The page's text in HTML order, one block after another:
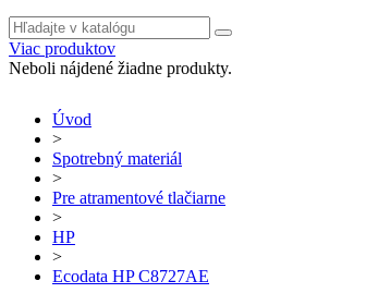
Viac produktov
Neboli nájdené žiadne produkty.
Úvod
>
Spotrebný materiál
>
Pre atramentové tlačiarne
>
HP
>
Ecodata HP C8727AE